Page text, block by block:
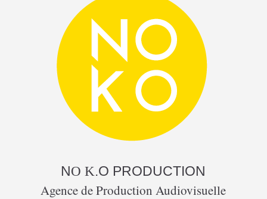
NO K.O PRODUCTION
Agence de Production Audiovisuelle